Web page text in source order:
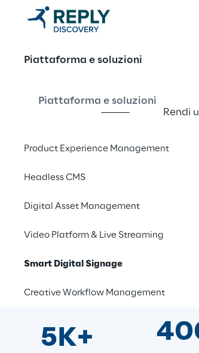
Piattaforma e soluzioni
Piattaforma e soluzioni
Product Experience Management
Headless CMS
Digital Asset Management
Video Platform & Live Streaming
Smart Digital Signage
Creative Workflow Management
Smart
Rendi
5K+